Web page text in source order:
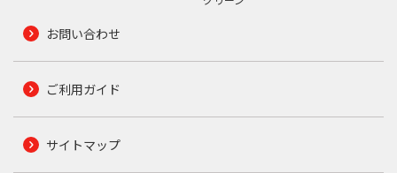
お問い合わせ
ご利用ガイド
サイトマップ